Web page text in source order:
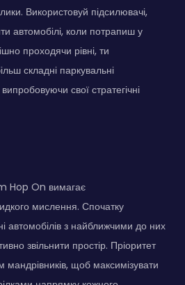
Використовуй підсилювачі,
автомобілі, коли потрапиш у
проходячи рівні, ти
складні паркувальні
свої стратегічні
Hop On вимагає
мислення. Спочатку
автомобілів з найближчими до них
звільнити простір. Пріоритет
щоб максимізувати